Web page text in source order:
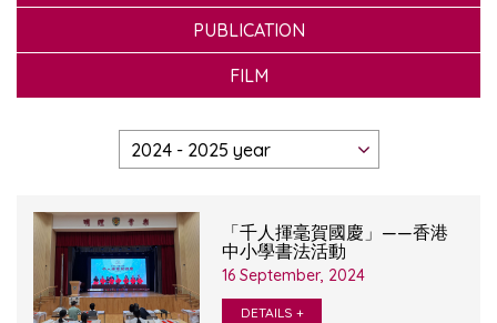
PUBLICATION
FILM
「千人揮毫賀國慶」——香港
中小學書法活動
16 September, 2024
DETAILS +